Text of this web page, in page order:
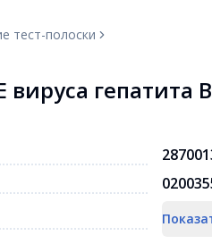
тест-полоски
гепатита